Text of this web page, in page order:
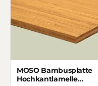
MOSO Bambusplatte
Hochkantlamelle